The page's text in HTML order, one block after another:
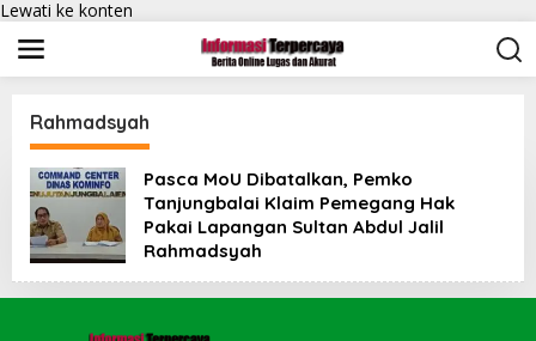
Lewati ke konten
Rahmadsyah
Pasca MoU Dibatalkan, Pemko
Tanjungbalai Klaim Pemegang Hak
Pakai Lapangan Sultan Abdul Jalil
Rahmadsyah